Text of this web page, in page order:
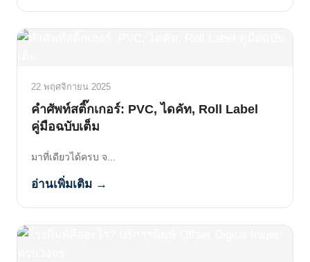
22 พฤศจิกายน 2025
คำศัพท์สติ๊กเกอร์: PVC, ไดคัท, Roll Label
คู่มือฉบับเต็ม
มาที่เดียวได้ครบ จ...
อ่านเพิ่มเติม →